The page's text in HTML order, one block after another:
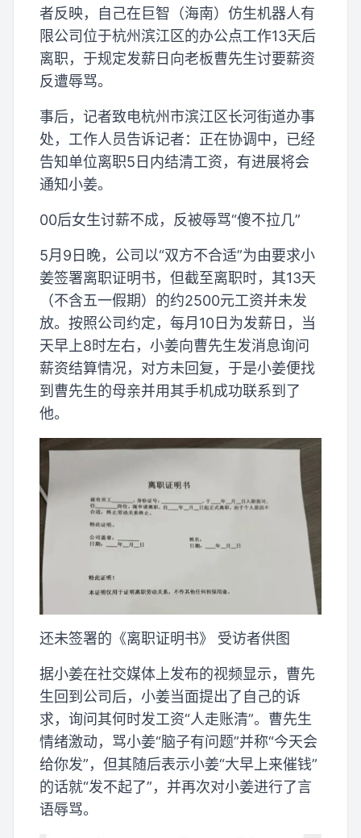
者反映，自己在巨智（海南）仿生机器人有
限公司位于杭州滨江区的办公点工作13天后
离职，于规定发薪日向老板曹先生讨要薪资
反遭辱骂。
事后，记者致电杭州市滨江区长河街道办事
处，工作人员告诉记者：正在协调中，已经
告知单位离职5日内结清工资，有进展将会
通知小姜。
00后女生讨薪不成，反被辱骂“傻不拉几”
5月9日晚，公司以“双方不合适”为由要求小
姜签署离职证明书，但截至离职时，其13天
（不含五一假期）的约2500元工资并未发
放。按照公司约定，每月10日为发薪日，当
天早上8时左右，小姜向曹先生发消息询问
薪资结算情况，对方未回复，于是小姜便找
到曹先生的母亲并用其手机成功联系到了
他。
还未签署的《离职证明书》 受访者供图
据小姜在社交媒体上发布的视频显示，曹先
生回到公司后，小姜当面提出了自己的诉
求，询问其何时发工资“人走账清”。曹先生
情绪激动，骂小姜“脑子有问题”并称“今天会
给你发”，但其随后表示小姜“大早上来催钱”
的话就“发不起了”，并再次对小姜进行了言
语辱骂。